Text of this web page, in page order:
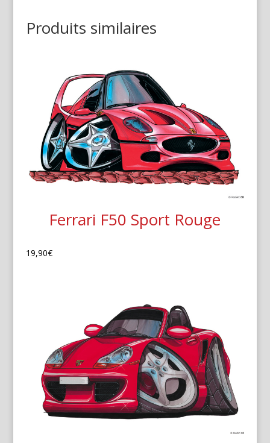
Produits similaires
Ferrari F50 Sport Rouge
19,90€